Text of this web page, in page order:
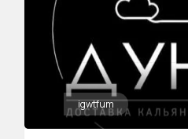
igwtfum